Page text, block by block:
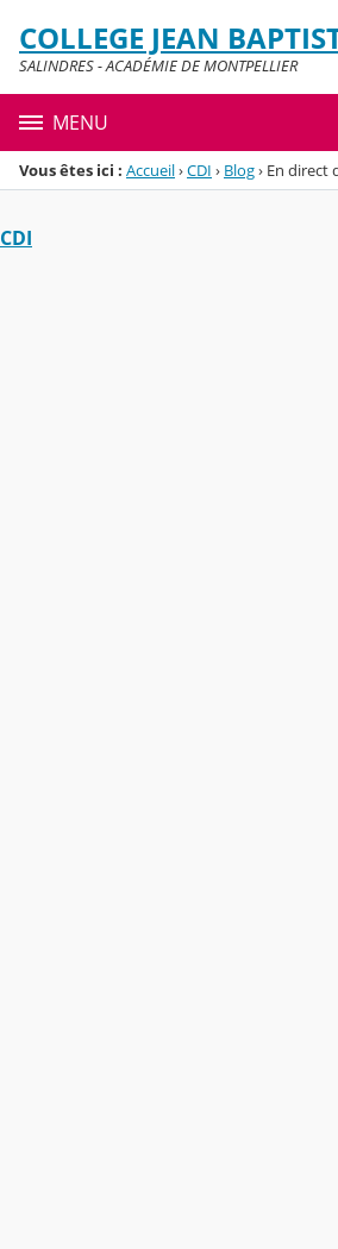
Menu de la rubrique
Contenu
COLLEGE JEAN
SALINDRES - ACADÉMIE DE MONTPELLIER
MENU
Vous êtes ici : Accueil›CDI › Blog› En direct
CDI